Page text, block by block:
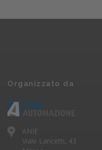
Organizzato da
ANIE
Viale Lancetti, 43